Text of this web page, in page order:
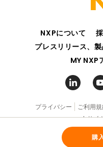
購
NXPについて
プレスリリース、
MY NXP
プライバシー ご利用
webサイ
©2006-2026 NXP